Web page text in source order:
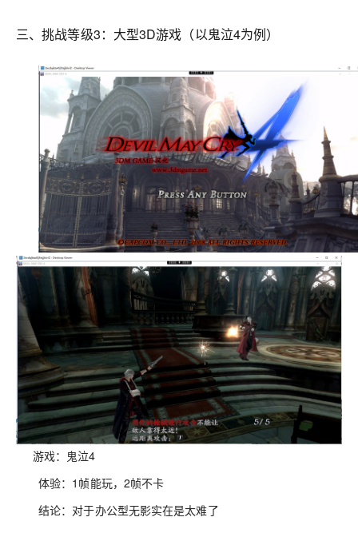
三、挑战等级3：大型3D游戏（以鬼泣4为例）
游戏：鬼泣4
体验：1帧能玩，2帧不卡
结论：对于办公型无影实在是太难了